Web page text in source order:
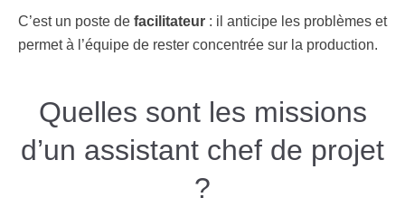
C’est un poste de facilitateur : il anticipe les problèmes et
permet à l’équipe de rester concentrée sur la production.
Quelles sont les missions
d’un assistant chef de projet
?